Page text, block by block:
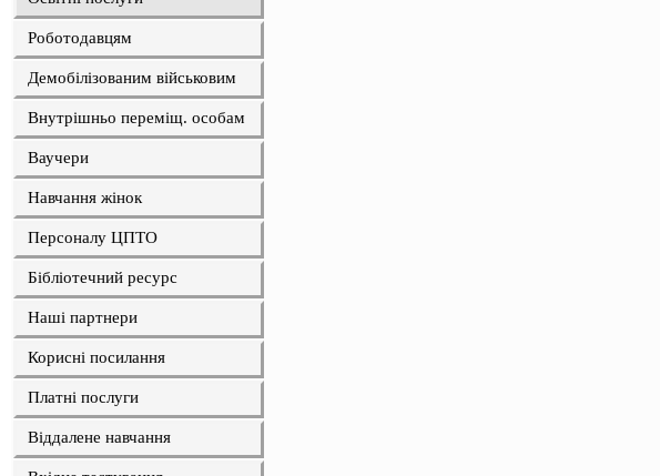
Роботодавцям
Демобілізованим військовим
Внутрішньо переміщ. особам
Ваучери
Навчання жінок
Персоналу ЦПТО
Бібліотечний ресурс
Наші партнери
Корисні посилання
Платні послуги
Віддалене навчання